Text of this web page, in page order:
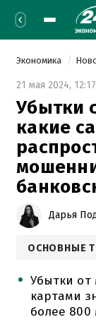
Экономика
21 мая 2024, 12:17
Убытки
какие
Дарья
ОСНОВНЫЕ
Убытки от
картами
более 800